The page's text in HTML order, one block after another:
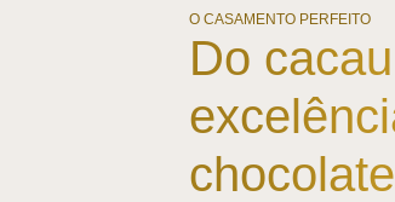
O CASAMENTO PERFEITO
Do